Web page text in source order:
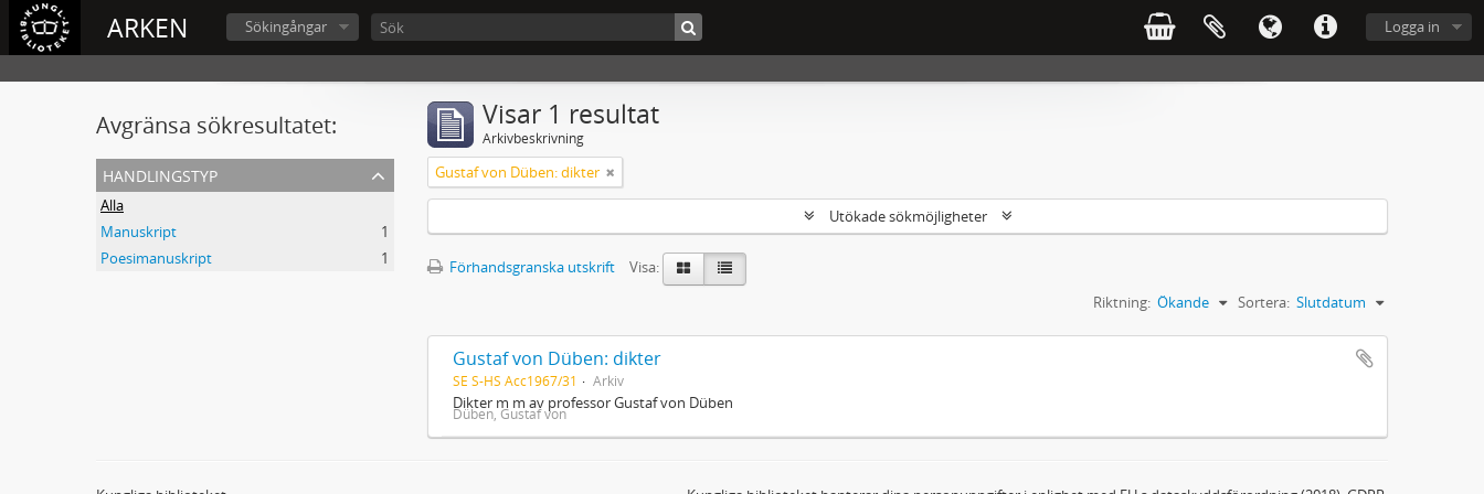
ARKEN Logga in
Sökingångar
Avgränsa sökresultatet:
handlingstyp
Alla
Manuskript
1
Poesimanuskript
1
Visar 1 resultat
Arkivbeskrivning
Gustaf von Düben: dikter
Utökade sökmöjligheter
Förhandsgranska utskrift
Visa:
Sortera: Slutdatum
Riktning: Ökande
Gustaf von Düben: dikter
SE S-HS Acc1967/31 Arkiv
Dikter m m av professor Gustaf von Düben
Düben, Gustaf von